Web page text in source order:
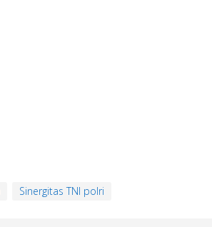
Sinergitas TNI polri